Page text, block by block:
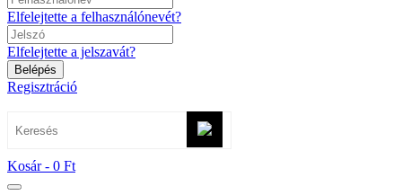
Elfelejtette a felhasználónevét?
Elfelejtette a jelszavát?
Belépés
Regisztráció
Kosár - 0 Ft